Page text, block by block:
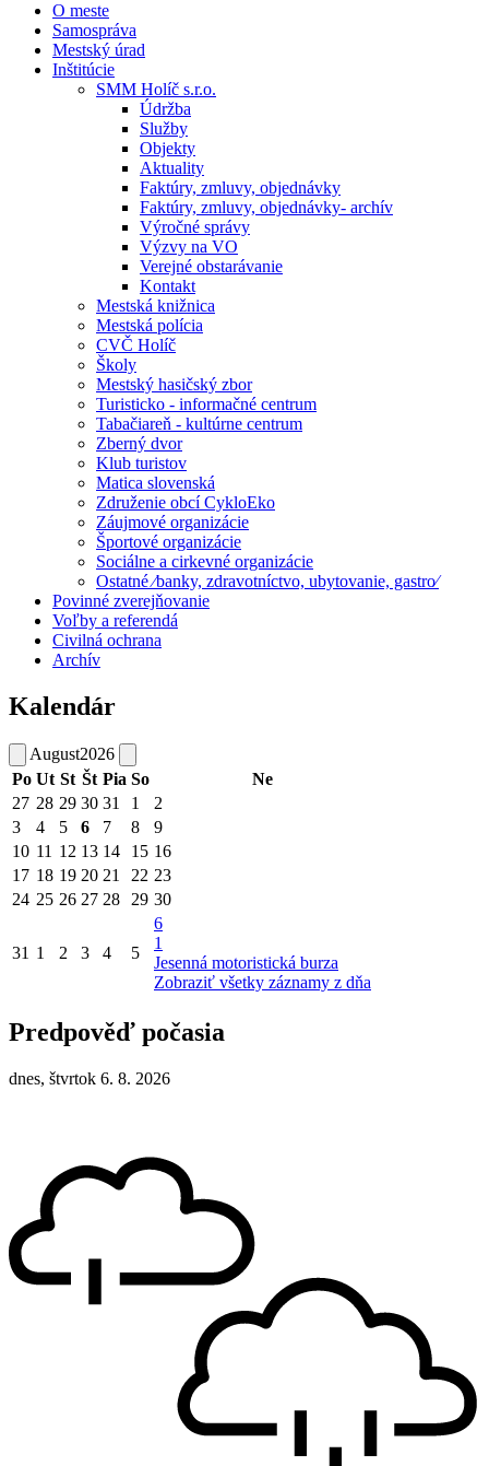
O meste
Samospráva
Mestský úrad
Inštitúcie
SMM Holíč s.r.o.
Údržba
Služby
Objekty
Aktuality
Faktúry, zmluvy, objednávky
Faktúry, zmluvy, objednávky- archív
Výročné správy
Výzvy na VO
Verejné obstarávanie
Kontakt
Mestská knižnica
Mestská polícia
CVČ Holíč
Školy
Mestský hasičský zbor
Turisticko - informačné centrum
Tabačiareň - kultúrne centrum
Zberný dvor
Klub turistov
Matica slovenská
Združenie obcí CykloEko
Záujmové organizácie
Športové organizácie
Sociálne a cirkevné organizácie
Ostatné ⁄banky, zdravotníctvo, ubytovanie, gastro⁄
Povinné zverejňovanie
Voľby a referendá
Civilná ochrana
Archív
Kalendár
August2026
Po Ut St Št Pia So
Ne
27 28 29 30 31 1
2
3
4 5 6 7 8
9
10 11 12 13 14 15 16
17 18 19 20 21 22 23
24 25 26 27 28 29 30
31 1 2 3 4 5
6
1
Jesenná motoristická burza
Zobraziť všetky záznamy z dňa
Predpověď počasia
dnes, štvrtok 6. 8. 2026